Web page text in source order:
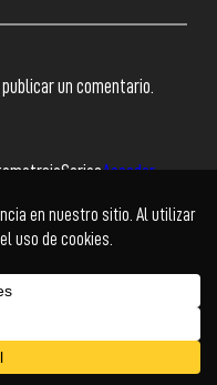
un comentario.
SeriesAcceder